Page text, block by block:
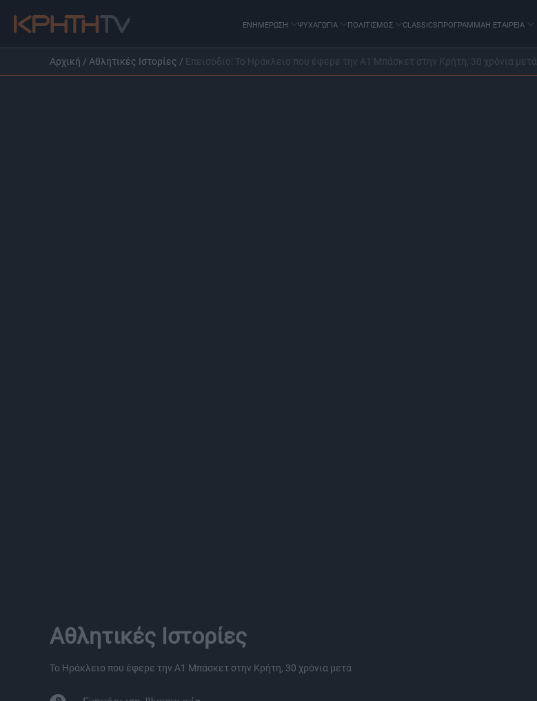
ΕΝΗΜΕΡΩΣΗ ΨΥΧΑΓΩΓΙΑ ΠΟΛΙΤΙΣΜΟΣ CLASSICSΠΡΟΓΡΑΜΜΑΗ ΕΤΑΙΡΕΙΑ
Αρχική / Αθλητικές Iστορίες / Επεισόδιο: Το Ηράκλειο που έφερε την Α1 Μπάσκετ στην Κρήτη, 30 χρόνια μετά
Αθλητικές Iστορίες
Το Ηράκλειο που έφερε την Α1 Μπάσκετ στην Κρήτη, 30 χρόνια μετά